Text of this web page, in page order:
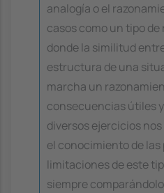
analogía o el
casos como un tipo
donde la similitud
estructura de una
marcha un
consecuencias útiles
diversos ejercicios
el conocimiento de las
limitaciones de este
siempre